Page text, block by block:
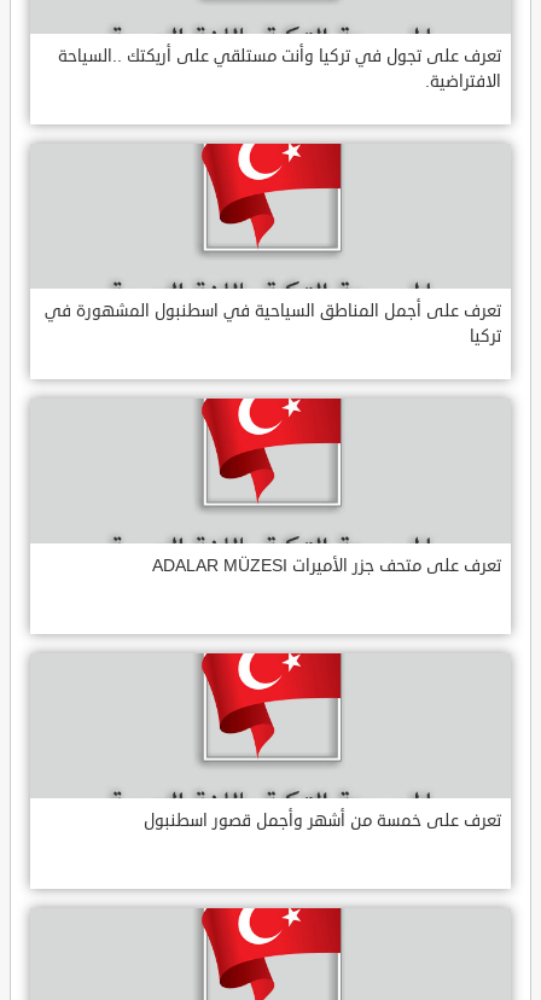
تعرف على تجول في تركيا وأنت مستلقي على أريكتك ..السياحة
الافتراضية.
تعرف على أجمل المناطق السياحية في اسطنبول المشهورة في
تركيا
تعرف على متحف جزر الأميرات ADALAR MÜZESI
تعرف على خمسة من أشهر وأجمل قصور اسطنبول